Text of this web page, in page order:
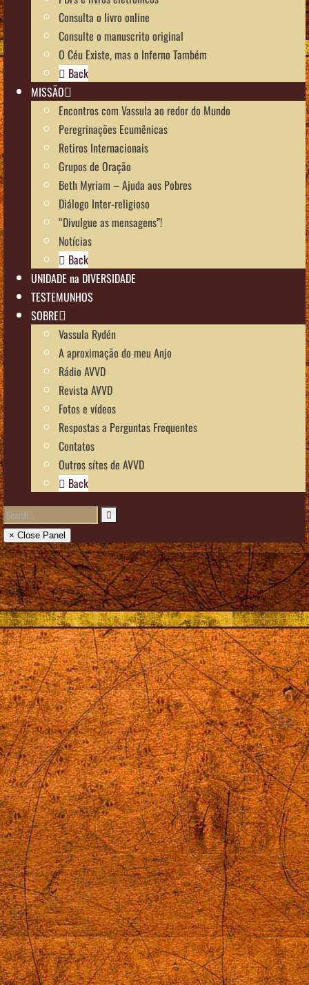
Consulta o livro online
Consulte o manuscrito original
O Céu Existe, mas o Inferno Também
Back
MISSÃO
Encontros com Vassula ao redor do Mundo
Peregrinações Ecumênicas
Retiros Internacionais
Grupos de Oração
Beth Myriam – Ajuda aos Pobres
Diálogo Inter-religioso
“Divulgue as mensagens”!
Notícias
Back
UNIDADE na DIVERSIDADE
TESTEMUNHOS
SOBRE
Vassula Rydén
A aproximação do meu Anjo
Rádio AVVD
Revista AVVD
Fotos e vídeos
Respostas a Perguntas Frequentes
Contatos
Outros sítes de AVVD
Back
× Close Panel